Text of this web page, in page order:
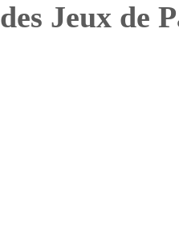
des Jeux de